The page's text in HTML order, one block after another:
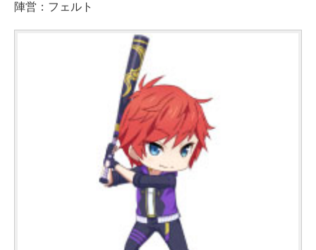
陣営：フェルト